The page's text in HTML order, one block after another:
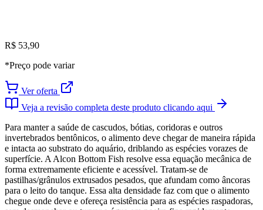
R$ 53,90
*Preço pode variar
Ver oferta
Veja a revisão completa deste produto clicando aqui
Para manter a saúde de cascudos, bótias, coridoras e outros
invertebrados bentônicos, o alimento deve chegar de maneira rápida
e intacta ao substrato do aquário, driblando as espécies vorazes de
superfície. A Alcon Bottom Fish resolve essa equação mecânica de
forma extremamente eficiente e acessível. Tratam-se de
pastilhas/grânulos extrusados pesados, que afundam como âncoras
para o leito do tanque. Essa alta densidade faz com que o alimento
chegue onde deve e ofereça resistência para as espécies raspadoras,